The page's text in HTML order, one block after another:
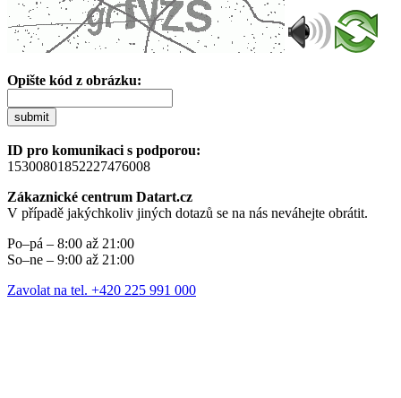
Opište kód z obrázku:
submit
ID pro komunikaci s podporou:
15300801852227476008
Zákaznické centrum Datart.cz
V případě jakýchkoliv jiných dotazů se na nás neváhejte obrátit.
Po–pá – 8:00 až 21:00
So–ne – 9:00 až 21:00
Zavolat na tel. +420 225 991 000